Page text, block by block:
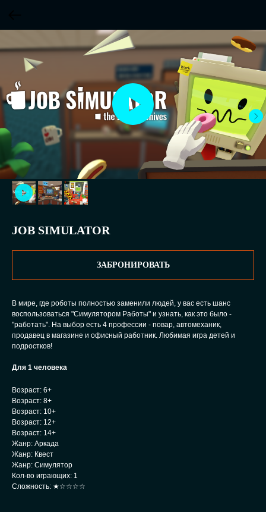
JOB SIMULATOR
ЗАБРОНИРОВАТЬ
В мире, где роботы полностью заменили людей, у вас есть шанс
воспользоваться "Симулятором Работы" и узнать, как это было -
"работать". На выбор есть 4 профессии - повар, автомеханик,
продавец в магазине и офисный работник. Любимая игра детей и
подростков!
Для 1 человека
Возраст: 6+
Возраст: 8+
Возраст: 10+
Возраст: 12+
Возраст: 14+
Жанр: Аркада
Жанр: Квест
Жанр: Симулятор
Кол-во играющих: 1
Сложность: ★☆☆☆☆